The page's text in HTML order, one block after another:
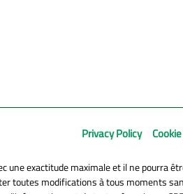
Privacy Policy
exactitude maximale et il ne pourra
toutes modifications à tous moments